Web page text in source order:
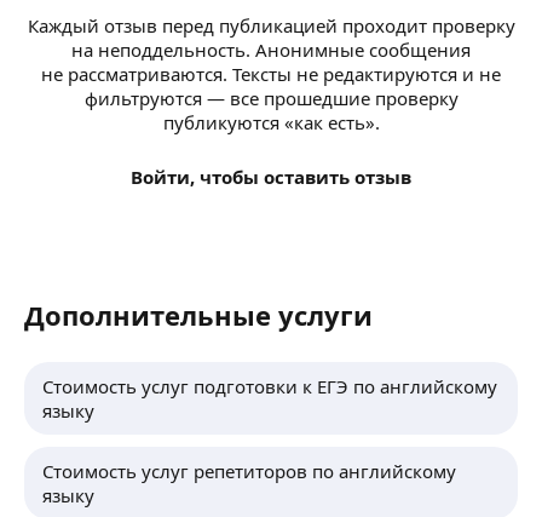
Каждый отзыв перед публикацией проходит проверку
на неподдельность. Анонимные сообщения
не рассматриваются. Тексты не редактируются и не
фильтруются — все прошедшие проверку
публикуются «как есть».
Войти, чтобы оставить отзыв
Дополнительные услуги
Стоимость услуг подготовки к ЕГЭ по английскому
языку
Стоимость услуг репетиторов по английскому
языку